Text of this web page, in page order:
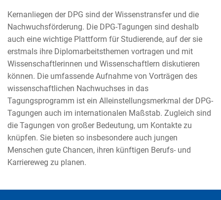
Kernanliegen der DPG sind der Wissenstransfer und die
Nachwuchsförderung. Die DPG-Tagungen sind deshalb
auch eine wichtige Plattform für Studierende, auf der sie
erstmals ihre Diplomarbeitsthemen vortragen und mit
Wissenschaftlerinnen und Wissenschaftlern diskutieren
können. Die umfassende Aufnahme von Vorträgen des
wissenschaftlichen Nachwuchses in das
Tagungsprogramm ist ein Alleinstellungsmerkmal der DPG-
Tagungen auch im internationalen Maßstab. Zugleich sind
die Tagungen von großer Bedeutung, um Kontakte zu
knüpfen. Sie bieten so insbesondere auch jungen
Menschen gute Chancen, ihren künftigen Berufs- und
Karriereweg zu planen.